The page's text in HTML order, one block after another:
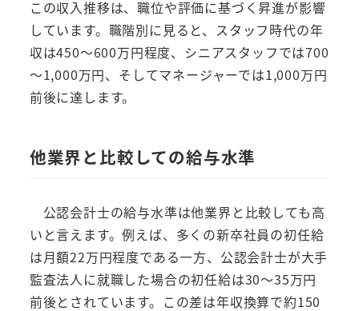
この収入推移は、職位や評価に基づく昇進が影響
しています。職階別に見ると、スタッフ時代の年
収は450～600万円程度、シニアスタッフでは700
～1,000万円、そしてマネージャーでは1,000万円
前後に達します。
他業界と比較しての給与水準
公認会計士の給与水準は他業界と比較しても高
いと言えます。例えば、多くの新卒社員の初任給
は月額22万円程度である一方、公認会計士が大手
監査法人に就職した場合の初任給は30～35万円
前後とされています。この差は年収換算で約150